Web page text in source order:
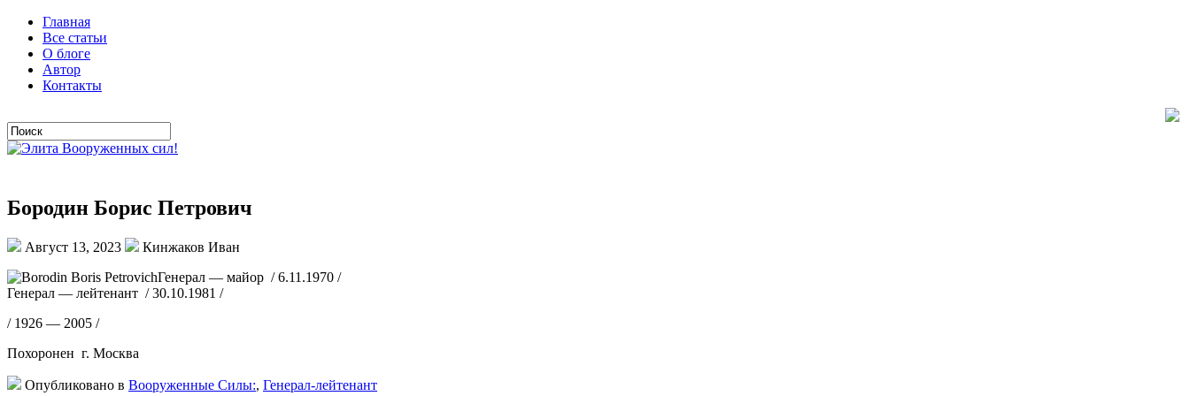
Главная
Все статьи
О блоге
Автор
Контакты
Бородин Борис Петрович
Август 13, 2023
Кинжаков Иван
Генерал — майор / 6.11.1970 /
Генерал — лейтенант / 30.10.1981 /
/ 1926 — 2005 /
Похоронен г. Москва
Опубликовано в Вооруженные Силы:, Генерал-лейтенант